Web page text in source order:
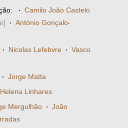
· Camilo João Castelo
· António Gonçalo-
· Nicolas Lefebvre · Vasco
· Jorge Matta
Helena Linhares
Mergulhão · João